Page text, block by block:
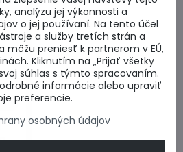
analýzu jej výkonnosti a
o jej používaní. Na tento účel
a služby tretích strán a
môžu preniesť k partnerom v EÚ,
Kliknutím na „Prijať všetky
súhlas s týmto spracovaním.
informácie alebo upraviť
preferencie.
osobných údajov